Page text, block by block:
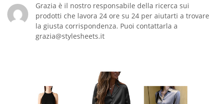
Grazia è il nostro responsabile della ricerca sui
prodotti che lavora 24 ore su 24 per aiutarti a trovare
la giusta corrispondenza. Puoi contattarla a
grazia@stylesheets.it